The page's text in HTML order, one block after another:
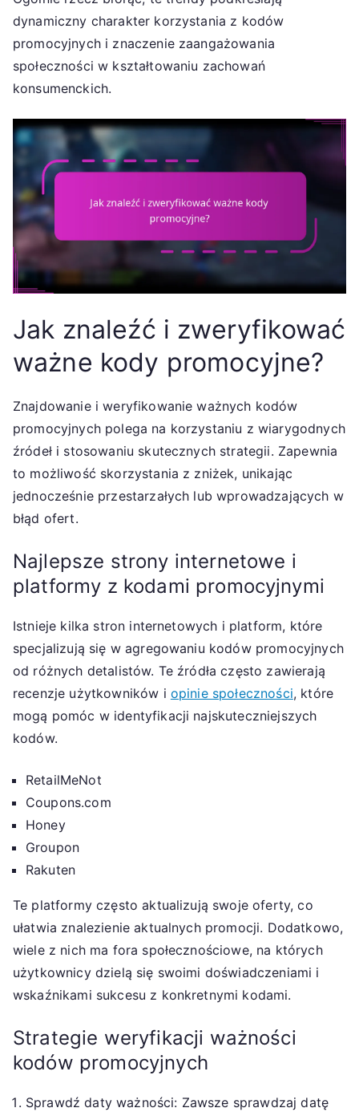
dynamiczny charakter korzystania z kodów
promocyjnych i znaczenie zaangażowania
społeczności w kształtowaniu zachowań
konsumenckich.
Jak znaleźć i zweryfikować
ważne kody promocyjne?
Znajdowanie i weryfikowanie ważnych kodów
promocyjnych polega na korzystaniu z wiarygodnych
źródeł i stosowaniu skutecznych strategii. Zapewnia
to możliwość skorzystania z zniżek, unikając
jednocześnie przestarzałych lub wprowadzających w
błąd ofert.
Najlepsze strony internetowe i
platformy z kodami promocyjnymi
Istnieje kilka stron internetowych i platform, które
specjalizują się w agregowaniu kodów promocyjnych
od różnych detalistów. Te źródła często zawierają
recenzje użytkowników i opinie społeczności, które
mogą pomóc w identyfikacji najskuteczniejszych
kodów.
RetailMeNot
Coupons.com
Honey
Groupon
Rakuten
Te platformy często aktualizują swoje oferty, co
ułatwia znalezienie aktualnych promocji. Dodatkowo,
wiele z nich ma fora społecznościowe, na których
użytkownicy dzielą się swoimi doświadczeniami i
wskaźnikami sukcesu z konkretnymi kodami.
Strategie weryfikacji ważności
kodów promocyjnych
Sprawdź daty ważności: Zawsze sprawdzaj datę